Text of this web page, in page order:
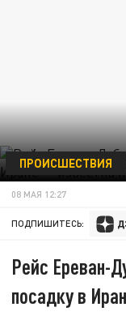
ПРОИСШЕСТВИЯ
08 МАЯ 12:27
ПОДПИШИТЕСЬ:
Рейс Ереван-
посадку в